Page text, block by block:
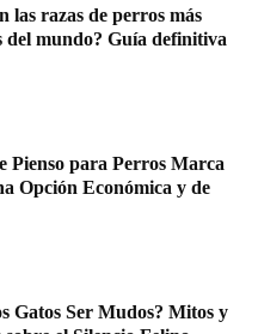
las razas de perros más
del mundo? Guía definitiva
Pienso para Perros Marca
Opción Económica y de
Gatos Ser Mudos? Mitos y